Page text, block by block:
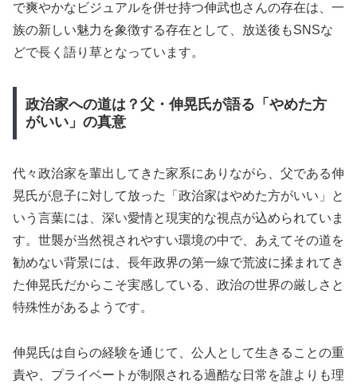
で爽やかなビジュアルを併せ持つ伸武也さんの存在は、一
族の新しい魅力を象徴する存在として、放送後もSNSな
どで長く語り草となっています。
政治家への道は？父・伸晃氏が語る「やめた方
がいい」の真意
代々政治家を輩出してきた家系にありながら、父である伸
晃氏が息子に対して放った「政治家はやめた方がいい」と
いう言葉には、深い愛情と現実的な視点が込められていま
す。世襲が当然視されやすい環境の中で、あえてその道を
勧めない背景には、長年政界の第一線で荒波に揉まれてき
た伸晃氏だからこそ実感している、政治の世界の厳しさと
特殊性があるようです。
伸晃氏は自らの経験を通じて、公人として生きることの重
責や、プライベートが制限される過酷な日常を誰よりも理